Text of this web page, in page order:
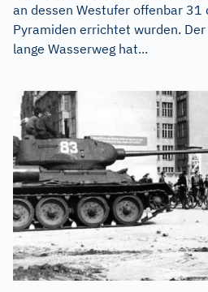
an dessen Westufer offenbar 31
Pyramiden errichtet wurden.
lange Wasserweg hat...